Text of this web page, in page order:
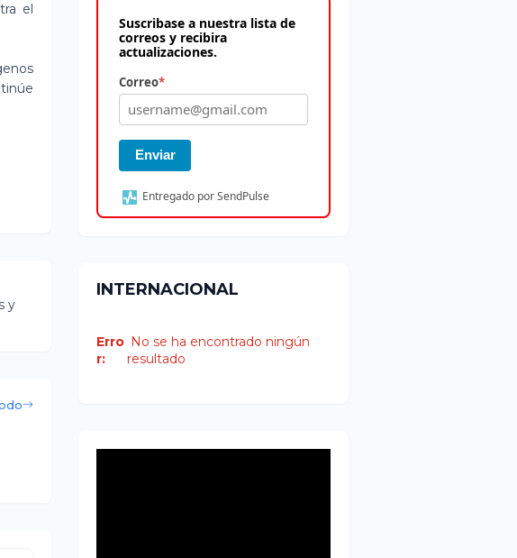
el
y
Suscribase a nuestra lista de
correos y recibira
actualizaciones.
Correo*
Enviar
Entregado por SendPulse
INTERNACIONAL
Erro
r:
No se ha encontrado ningún
resultado